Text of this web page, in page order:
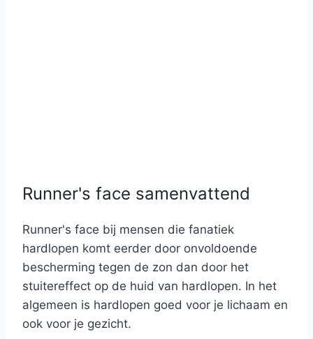
Runner's face samenvattend
Runner's face bij mensen die fanatiek
hardlopen komt eerder door onvoldoende
bescherming tegen de zon dan door het
stuitereffect op de huid van hardlopen. In het
algemeen is hardlopen goed voor je lichaam en
ook voor je gezicht.